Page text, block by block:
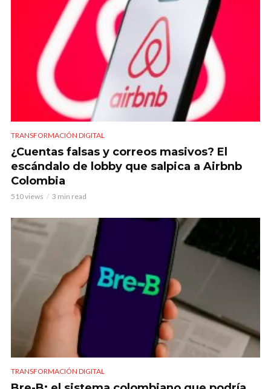
TRANSFORMACIÓN DIGITAL
¿Cuentas falsas y correos masivos? El
escándalo de lobby que salpica a Airbnb
Colombia
510 views 3 min read
TRANSFORMACIÓN DIGITAL